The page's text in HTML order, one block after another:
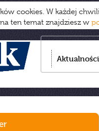
cookies. W każdej
ten temat znajdziesz w
Aktualności